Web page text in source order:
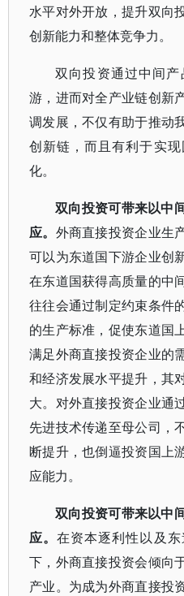
水平对外开放，提升双向
创新能力和整体竞争力。
双向投资通过中间
游，进而对全产业链创新
调发展，不仅有助于推动
创新链，而且有利于实
化。
双向投资可带来以中
应。 外商直接投资企业生
可以为东道国下游企业创
在东道国获得高质量的中
往往会通过制定约束条件
的生产标准，促使东道国
满足外商直接投资企业的
和经济发展水平提升，其
大。对外直接投资企业通
先进技术传递至母公司，
断提升，也倒逼投资国上
应能力。
双向投资可带来以中
应。在资本逐利性以及
下，外商直接投资会倾向
产业。为成为外商直接投